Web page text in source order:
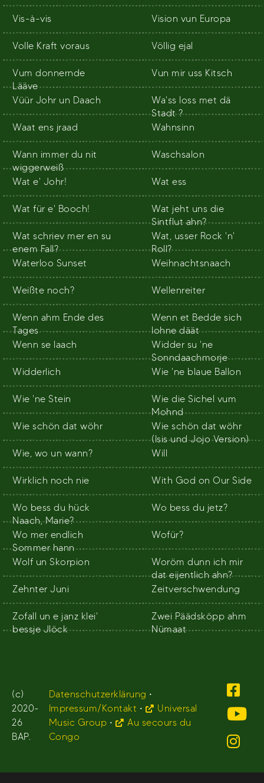
Vis-à-vis Vision vun Europa
Volle Kraft voraus Völlig ejal
Vum donnernde
Lääve
Vun mir uss Kitsch
Vüür Johr un Daach
Wa'ss loss met dä
Stadt ?
Waat ens jraad
Wahnsinn
Wann immer du nit
wiggerweiß
Waschsalon
Wat e' Johr! Wat ess
Wat für e' Booch!
Wat jeht uns die
Sintflut ahn?
Wat schriev mer en su
enem Fall?
Wat, usser Rock 'n'
Roll?
Waterloo Sunset
Weihnachtsnaach
Weißte noch? Wellenreiter
Wenn ahm Ende des
Tages
Wenn et Bedde sich
lohne däät
Wenn se laach
Widder su 'ne
Sonndaachmorje
Widderlich
Wie 'ne blaue Ballon
Wie 'ne Stein
Wie die Sichel vum
Mohnd
Wie schön dat wöhr
Wie schön dat wöhr
(Isis und Jojo Version)
Wie, wo un wann?
Will
Wirklich noch nie With God on Our Side
Wo bess du hück
Naach, Marie?
Wo bess du jetz?
Wo mer endlich
Sommer hann
Wofür?
Wolf un Skorpion
Woröm dunn ich mir
dat eijentlich ahn?
Zehnter Juni
Zeitverschwendung
Zofall un e janz klei'
bessje Jlöck
Zwei Päädsköpp ahm
Nümaat
(c)
2020-
26
BAP.
Datenschutzerklärung •
Impressum/Kontakt •
Universal
Music Group •
Au secours du
Congo